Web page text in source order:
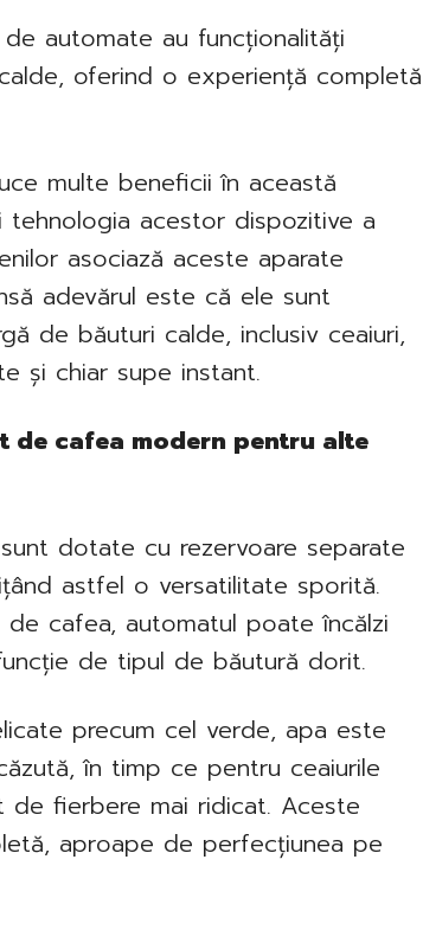
automate au funcționalități
oferind o experiență completă
multe beneficii în această
tehnologia acestor dispozitive a
asociază aceste aparate
adevărul este că ele sunt
de băuturi calde, inclusiv ceaiuri,
și chiar supe instant.
de cafea modern pentru alte
dotate cu rezervoare separate
astfel o versatilitate sporită.
cafea, automatul poate încălzi
de tipul de băutură dorit.
precum cel verde, apa este
în timp ce pentru ceaiurile
fierbere mai ridicat. Aceste
aproape de perfecțiunea pe